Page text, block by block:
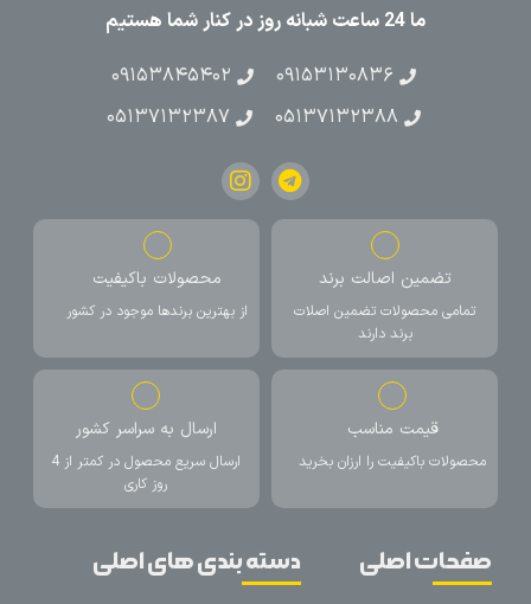
ما 24 ساعت شبانه روز در کنار شما هستیم
۰۹۱۵۳۱۳۰۸۳۶
۰۹۱۵۳۸۴۵۴۰۲
۰۵۱۳۷۱۳۲۳۸۸
۰۵۱۳۷۱۳۲۳۸۷
تضمین اصالت برند
تمامی محصولات تضمین اصلات
برند دارند
محصولات باکیفیت
از بهترین برندها موجود در کشور
قیمت مناسب
محصولات باکیفیت را ارزان بخرید
ارسال به سراسر کشور
ارسال سریع محصول در کمتر از 4
روز کاری
صفحات اصلی دسته بندی های اصلی